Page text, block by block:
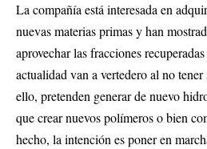
La compañía está interesada en
nuevas materias primas y han
aprovechar las fracciones
actualidad van a vertedero al no
ello, pretenden generar de nuevo
que crear nuevos polímeros o bien
hecho, la intención es poner en